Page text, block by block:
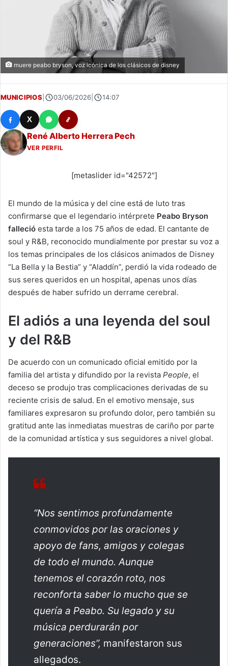
muere peabo bryson, voz icónica de los clásicos de disney
MUNICIPIOS 03/06/2026 14:07
X
René Alberto Herrera Pech
VER PERFIL
[metaslider id="42572"]
El mundo de la música y del cine está de luto tras
confirmarse que el legendario intérprete Peabo Bryson
falleció esta tarde a los 75 años de edad. El cantante de
soul y R&B, reconocido mundialmente por prestar su voz a
los temas principales de los clásicos animados de Disney
“La Bella y la Bestia” y “Aladdín”, perdió la vida rodeado de
sus seres queridos en un hospital, apenas unos días
después de haber sufrido un derrame cerebral.
El adiós a una leyenda del soul
y del R&B
De acuerdo con un comunicado oficial emitido por la
familia del artista y difundido por la revista People, el
deceso se produjo tras complicaciones derivadas de su
reciente crisis de salud. En el emotivo mensaje, sus
familiares expresaron su profundo dolor, pero también su
gratitud ante las inmediatas muestras de cariño por parte
de la comunidad artística y sus seguidores a nivel global.
“Nos sentimos profundamente
conmovidos por las oraciones y
apoyo de fans, amigos y colegas
de todo el mundo. Aunque
tenemos el corazón roto, nos
reconforta saber lo mucho que se
quería a Peabo. Su legado y su
música perdurarán por
generaciones”, manifestaron sus
allegados.